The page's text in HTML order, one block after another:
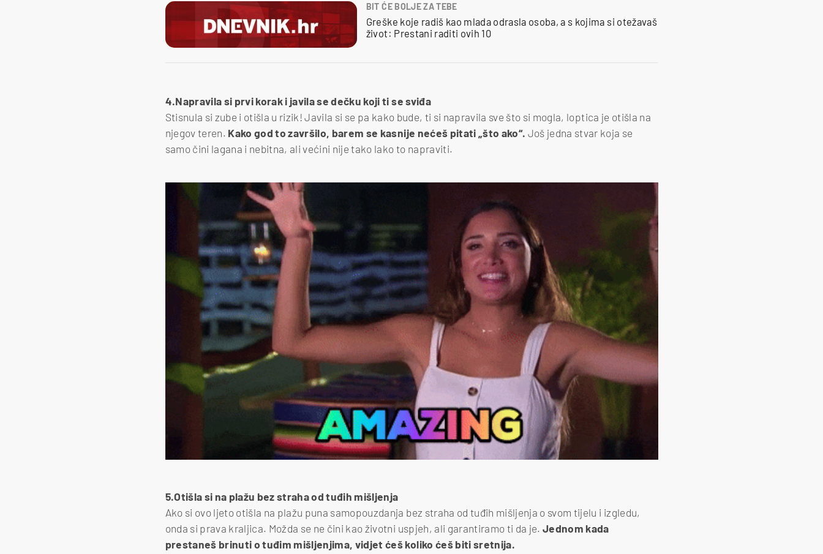
BIT ĆE BOLJE ZA TEBE
Greške koje radiš kao mlada odrasla osoba, a s kojima si otežavaš
život: Prestani raditi ovih 10
4.Napravila si prvi korak i javila se dečku koji ti se sviđa
Stisnula si zube i otišla u rizik! Javila si se pa kako bude, ti si napravila sve što si mogla, loptica je otišla na
njegov teren. Kako god to završilo, barem se kasnije nećeš pitati „što ako“. Još jedna stvar koja se
samo čini lagana i nebitna, ali većini nije tako lako to napraviti.
5.Otišla si na plažu bez straha od tuđih mišljenja
Ako si ovo ljeto otišla na plažu puna samopouzdanja bez straha od tuđih mišljenja o svom tijelu i izgledu,
onda si prava kraljica. Možda se ne čini kao životni uspjeh, ali garantiramo ti da je.Jednom kada
prestaneš brinuti o tuđim mišljenjima, vidjet ćeš koliko ćeš biti sretnija.